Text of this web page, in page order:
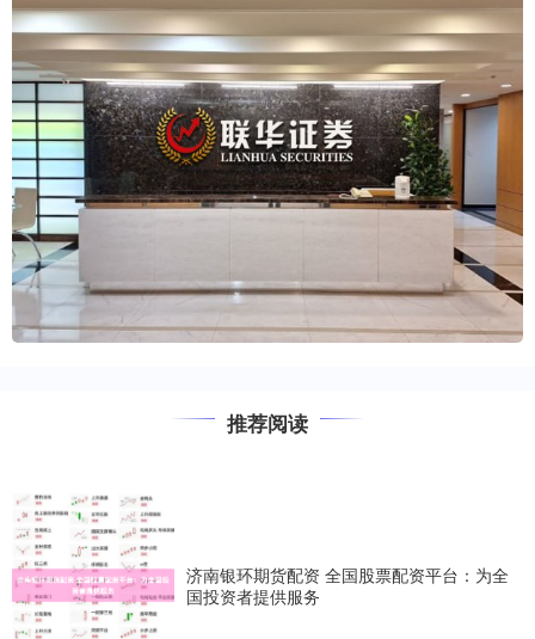
推荐阅读
济南银环期货配资 全国股票配资平台：为全
国投资者提供服务